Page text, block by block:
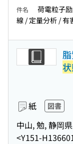
件名
荷電粒子
線 / 定量分析 / 有
紙 図書
中山, 勉, 静岡
<Y151-